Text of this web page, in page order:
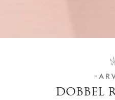
DOBBEL